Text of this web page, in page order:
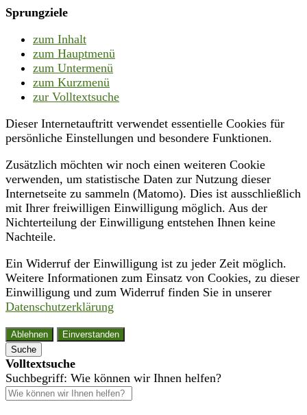
Sprungziele
zum Inhalt
zum Hauptmenü
zum Untermenü
zum Kurzmenü
zur Volltextsuche
Dieser Internetauftritt verwendet essentielle Cookies für
persönliche Einstellungen und besondere Funktionen.
Zusätzlich möchten wir noch einen weiteren Cookie
verwenden, um statistische Daten zur Nutzung dieser
Internetseite zu sammeln (Matomo). Dies ist ausschließlich
mit Ihrer freiwilligen Einwilligung möglich. Aus der
Nichterteilung der Einwilligung entstehen Ihnen keine
Nachteile.
Ein Widerruf der Einwilligung ist zu jeder Zeit möglich.
Weitere Informationen zum Einsatz von Cookies, zu dieser
Einwilligung und zum Widerruf finden Sie in unserer
Datenschutzerklärung
Ablehnen
Einverstanden
Suche
Volltextsuche
Suchbegriff: Wie können wir Ihnen helfen?